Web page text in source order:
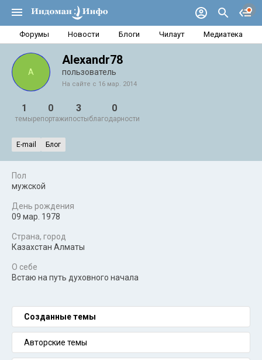
Форумы Новости Блоги Чилаут Медиатека
A
Alexandr78
пользователь
На сайте с 16 мар. 2014
1
темы
0
репортажи
3
посты
0
благодарности
E-mail Блог
Пол
мужской
День рождения
09 мар. 1978
Страна, город
Казахстан Алматы
О себе
Встаю на путь духовного начала
Созданные темы
Авторские темы